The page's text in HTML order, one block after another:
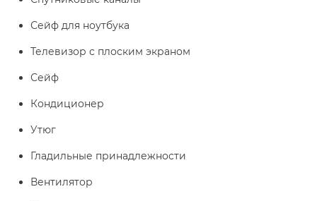
Сейф для ноутбука
Телевизор с плоским экраном
Сейф
Кондиционер
Утюг
Гладильные принадлежности
Вентилятор